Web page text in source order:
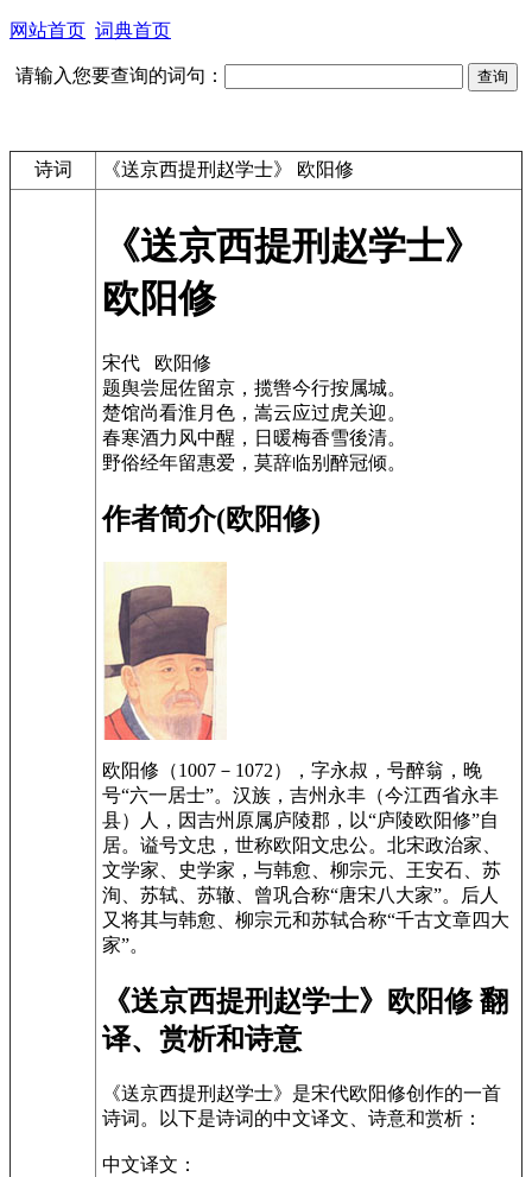
网站首页 词典首页
请输入您要查询的词句：
诗词 《送京西提刑赵学士》 欧阳修
《送京西提刑赵学士》
欧阳修
宋代 欧阳修
题舆尝屈佐留京，揽辔今行按属城。
楚馆尚看淮月色，嵩云应过虎关迎。
春寒酒力风中醒，日暖梅香雪後清。
野俗经年留惠爱，莫辞临别醉冠倾。
作者简介(欧阳修)
欧阳修（1007－1072），字永叔，号醉翁，晚
号“六一居士”。汉族，吉州永丰（今江西省永丰
县）人，因吉州原属庐陵郡，以“庐陵欧阳修”自
居。谥号文忠，世称欧阳文忠公。北宋政治家、
文学家、史学家，与韩愈、柳宗元、王安石、苏
洵、苏轼、苏辙、曾巩合称“唐宋八大家”。后人
又将其与韩愈、柳宗元和苏轼合称“千古文章四大
家”。
《送京西提刑赵学士》欧阳修 翻
译、赏析和诗意
《送京西提刑赵学士》是宋代欧阳修创作的一首
诗词。以下是诗词的中文译文、诗意和赏析：
中文译文：